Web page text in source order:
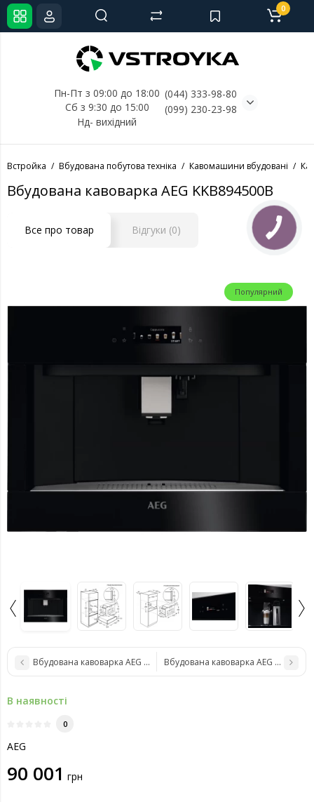
Пн-Пт з 09:00 до 18:00
Сб з 9:30 до 15:00
Нд- вихідний
(044) 333-98-80
(099) 230-23-98
0
Встройка Вбудована побутова техніка Кавомашини вбудовані
Вбудована кавоварка AEG KKB894500B
Все про товар Відгуки (0)
Популярний
Вбудована кавоварка AEG KKK994500MВбудована кавоварка AEG
В наявності
0
AEG
90 001 грн